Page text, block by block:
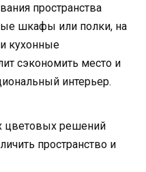
пространства
шкафы или полки, на
кухонные
сэкономить место и
интерьер.
цветовых решений
пространство и